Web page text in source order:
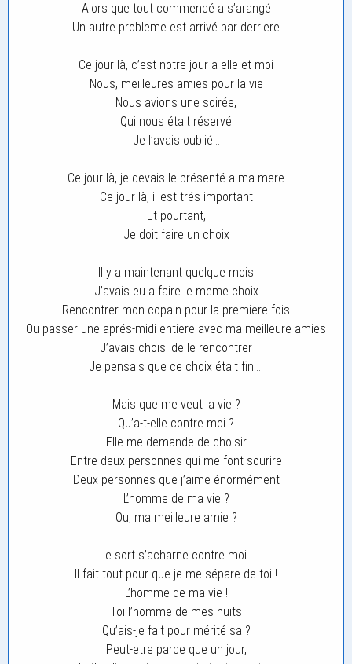
Alors que tout commencé a s’arangé
Un autre probleme est arrivé par derriere
Ce jour là, c’est notre jour a elle et moi
Nous, meilleures amies pour la vie
Nous avions une soirée,
Qui nous était réservé
Je l’avais oublié…
Ce jour là, je devais le présenté a ma mere
Ce jour là, il est trés important
Et pourtant,
Je doit faire un choix
Il y a maintenant quelque mois
J’avais eu a faire le meme choix
Rencontrer mon copain pour la premiere fois
Ou passer une aprés-midi entiere avec ma meilleure amies
J’avais choisi de le rencontrer
Je pensais que ce choix était fini…
Mais que me veut la vie ?
Qu’a-t-elle contre moi ?
Elle me demande de choisir
Entre deux personnes qui me font sourire
Deux personnes que j’aime énormément
L’homme de ma vie ?
Ou, ma meilleure amie ?
Le sort s’acharne contre moi !
Il fait tout pour que je me sépare de toi !
L’homme de ma vie !
Toi l’homme de mes nuits
Qu’ais-je fait pour mérité sa ?
Peut-etre parce que un jour,